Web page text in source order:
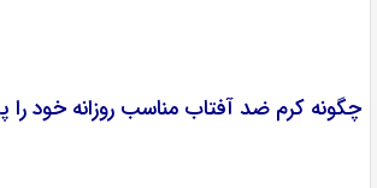
چگونه کرم ضد آفتاب مناسب روزانه خود را